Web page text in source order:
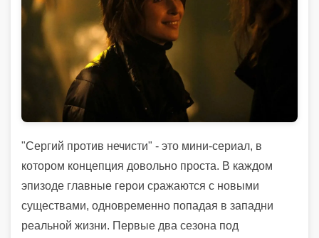
"Сергий против нечисти" - это мини-сериал, в
котором концепция довольно проста. В каждом
эпизоде главные герои сражаются с новыми
существами, одновременно попадая в западни
реальной жизни. Первые два сезона под